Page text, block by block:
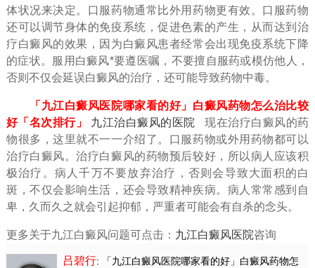
体状况来决定。口服药物通常比外用药物更有效。口服药物
还可以调节身体的免疫系统，促进色素的产生，从而达到治
疗白癜风的效果，因为白癜风患者经常会出现免疫系统下降
的症状。服用白癜风*要遵医嘱，不要擅自服药或模仿他人，
否则不仅会延误白癜风的治疗，还可能导致药物中毒。
「九江白癜风医院哪家看的好」白癜风药物怎么治比较
好「名次排行」
九江治白癜风的医院 现在治疗白癜风的药
物很多，这里就不一一介绍了。口服药物或外用药物都可以
治疗白癜风。治疗白癜风的药物预后较好，所以病人应该积
极治疗。病人千万不要放弃治疗，否则会导致大面积的白
斑，不仅会影响生活，还会导致精神疾病。病人常常感到自
卑，久而久之就会引起抑郁，严重者可能会有自杀的念头。
更多关于九江白癜风问题可点击： 九江白癜风医院咨询
吕碧行: 「九江白癜风医院哪家看的好」白癜风药物怎